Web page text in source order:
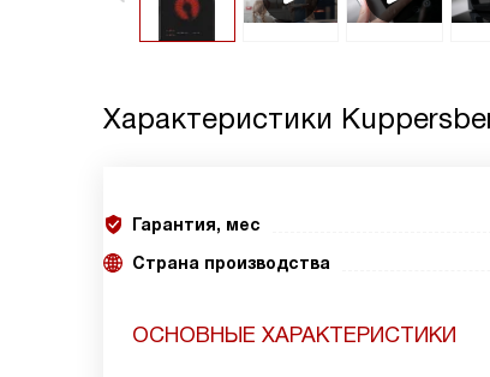
Характеристики
Гарантия, мес
Страна производства
ОСНОВНЫЕ ХАРАКТЕРИСТИКИ